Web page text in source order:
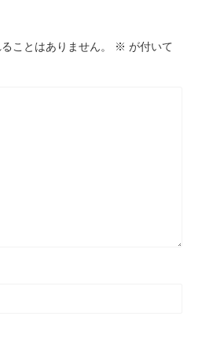
ことはありません。 ※ が付いて